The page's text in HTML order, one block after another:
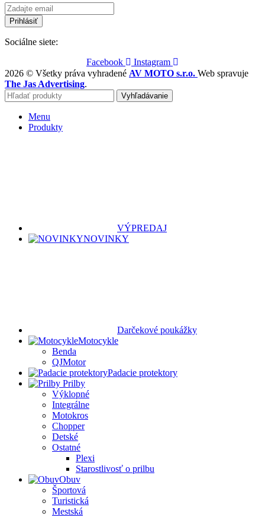
Sociálne siete:
Facebook
Instagram
2026 © Všetky práva vyhradené AV MOTO s.r.o. Web spravuje
The Jas Advertising.
Vyhľadávanie
Menu
Produkty
VÝPREDAJ
NOVINKY
Darčekové poukážky
Motocykle
Benda
QJMotor
Padacie protektory
Prilby
Výklopné
Integrálne
Motokros
Chopper
Detské
Ostatné
Plexi
Starostlivosť o prilbu
Obuv
Športová
Turistická
Mestská